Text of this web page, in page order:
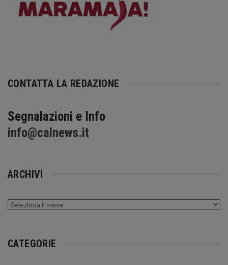
CONTATTA LA REDAZIONE
Segnalazioni e Info
info@calnews.it
ARCHIVI
Archivi
CATEGORIE